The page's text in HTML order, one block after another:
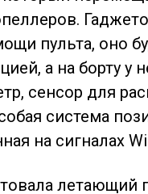
пульта, оно
а на борту у
сенсор для
система
на сигналах